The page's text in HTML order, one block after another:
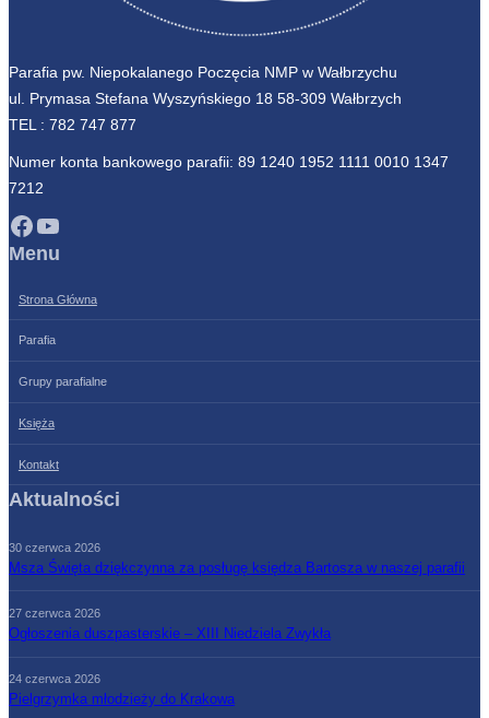
Parafia pw. Niepokalanego Poczęcia NMP w Wałbrzychu
ul. Prymasa Stefana Wyszyńskiego 18 58-309 Wałbrzych
TEL : 782 747 877
Numer konta bankowego parafii: 89 1240 1952 1111 0010 1347
7212
Facebook YouTube
Menu
Strona Główna
Parafia
Grupy parafialne
Księża
Kontakt
Aktualności
30 czerwca 2026
Msza Święta dziękczynna za posługę księdza Bartosza w naszej parafii
27 czerwca 2026
Ogłoszenia duszpasterskie – XIII Niedziela Zwykła
24 czerwca 2026
Pielgrzymka młodzieży do Krakowa